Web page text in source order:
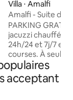
sur la
Villa ⋅ Amalfi
Amalfi - Suite de
incroyable
PARKING
jacuzzi chauffé,
24h/24 et 7j/7 et
courses. À
du centre
pied par un
empruntant les
acceptant